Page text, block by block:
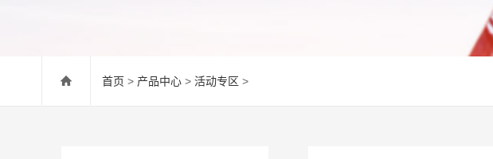
首页 > 产品中心 > 活动专区 >